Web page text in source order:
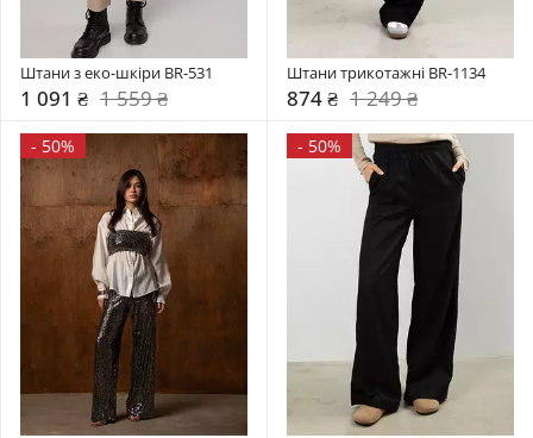
Штани з еко-шкіри BR-531
1 091 ₴ 1 559 ₴
Штани трикотажні BR-1134
874 ₴ 1 249 ₴
- 50% - 50%